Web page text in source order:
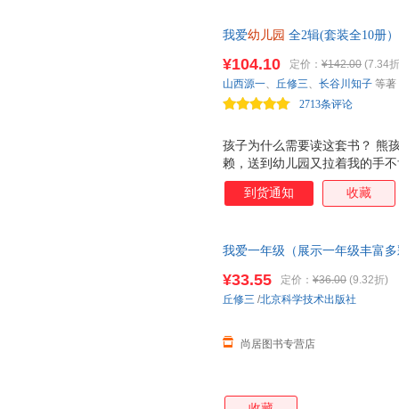
园。这就需要家长朋友们引导
子消除对幼儿园的恐惧，开开
得独立、乐观、自信，让孩子
关注小朋友的幼
我爱幼儿园 全2辑(套装全10册
道歉、原谅、沟通，学会正确
（小海螺童书馆）
孩子为什么需要读这套书？ 熊
赖，送到幼儿园又拉着我的手
也有过这样的困扰？小朋友为
原因就是，他们在幼儿园会遇
孩子呢。所以，现在就开始，
地道歉，能体谅、原谅别人，
确面对失败 这些不但是良好的
¥104.10 定价： ¥142.00 (7.34
2713条评论
山西源一、 丘修三、 长谷川知子 等著
到货通知 收藏
我爱一年级（展示一年级丰富
¥33.55 定价： ¥36.00 (9.32折)
尚居图书专营店
丘修三 /北京科学技术出版社